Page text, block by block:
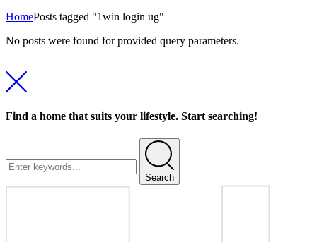
HomePosts tagged "1win login ug"
No posts were found for provided query parameters.
Find a home that suits your lifestyle. Start searching!
Search